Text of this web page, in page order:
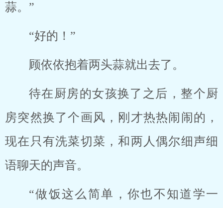
蒜。”
“好的！”
顾依依抱着两头蒜就出去了。
待在厨房的女孩换了之后，整个厨
房突然换了个画风，刚才热热闹闹的，
现在只有洗菜切菜，和两人偶尔细声细
语聊天的声音。
“做饭这么简单，你也不知道学一